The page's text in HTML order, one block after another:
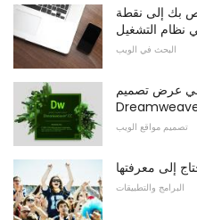
بك إلى نقطة
البحث في الويب
عرض تصميم
تصميم مواقع الويب
البرامج والتطبيقات